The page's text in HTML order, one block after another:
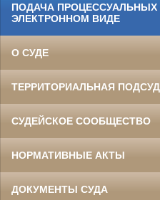
ПОДАЧА
ЭЛЕКТРОННОМ ВИДЕ
О СУДЕ
ТЕРРИТОРИАЛЬНАЯ
СУДЕЙСКОЕ СООБЩЕСТВО
НОРМАТИВНЫЕ АКТЫ
ДОКУМЕНТЫ СУДА